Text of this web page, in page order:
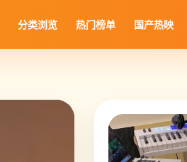
分类浏览 热门榜单 国产热映